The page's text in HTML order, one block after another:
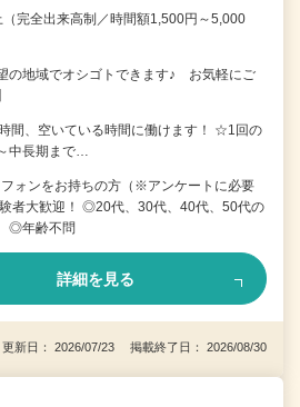
完全出来高制／時間額1,500円～5,000
の地域でオシゴトできます♪ お気軽にご
間、空いている時間に働けます！ ☆1回の
中長期まで…
ォンをお持ちの方（※アンケートに必要
者大歓迎！ ◎20代、30代、40代、50代の
◎年齢不問
詳細を見る
更新日： 2026/07/23 掲載終了日： 2026/08/30